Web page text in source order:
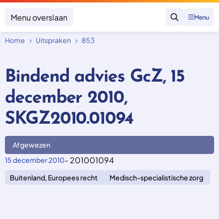
Menu overslaan
Zoeken
Menu
Onderwerpen
Zorgverzekering afsluiten
Vergoeding van zorg
Zorg in het buitenland
Geen zorgverzekering
Focus en impact
Uitspraken
Over SKGZ
Nieuws
Home Uitspraken 853
Bindend advies GcZ, 15
december 2010,
SKGZ2010.01094
Afgewezen
15 december 2010- 201001094
Buitenland, Europees recht Medisch-specialistische zorg